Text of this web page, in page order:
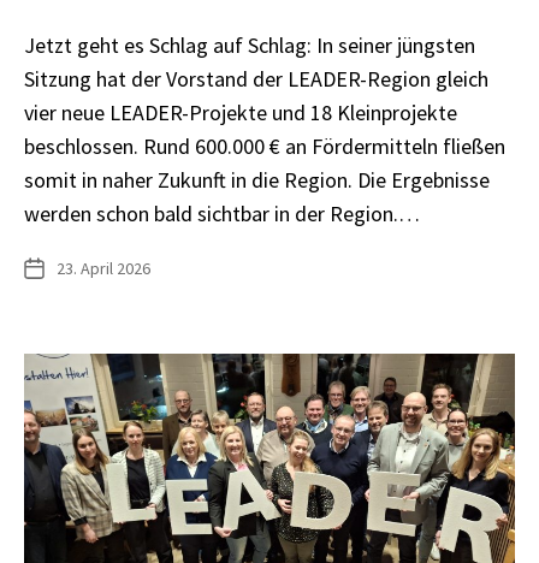
Jetzt geht es Schlag auf Schlag: In seiner jüngsten
Sitzung hat der Vorstand der LEADER-Region gleich
vier neue LEADER-Projekte und 18 Kleinprojekte
beschlossen. Rund 600.000 € an Fördermitteln fließen
somit in naher Zukunft in die Region. Die Ergebnisse
werden schon bald sichtbar in der Region.…
Veröffentlichungsdatum
23. April 2026